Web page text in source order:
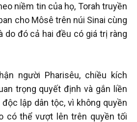
niềm tin của họ, Torah truyền
cho Môsê trên núi Sinai cùng
do đó cả hai đều có giá trị ràng
người Pharisêu, chiều kích
trọng quyết định và gắn liền
lập dân tộc, vì không quyền
có thể vượt lên trên quyền tối